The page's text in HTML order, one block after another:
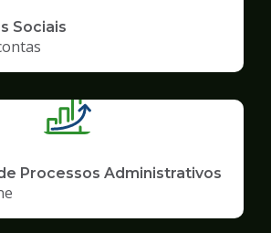
Sociais
Processos Administrativos